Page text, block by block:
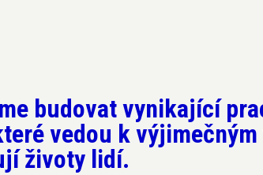
budovat vynikající
vedou k
životy lidí.